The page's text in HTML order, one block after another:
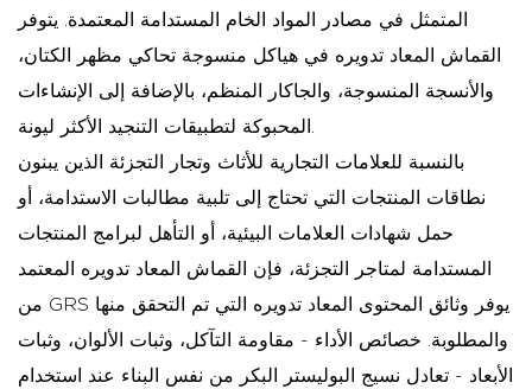
المتمثل في مصادر المواد الخام المستدامة المعتمدة. يتوفر
القماش المعاد تدويره في هياكل منسوجة تحاكي مظهر الكتان،
والأنسجة المنسوجة، والجاكار المنظم، بالإضافة إلى الإنشاءات
بالنسبة للعلامات التجارية للأثاث وتجار التجزئة الذين يبنون
نطاقات المنتجات التي تحتاج إلى تلبية مطالبات الاستدامة، أو
حمل شهادات العلامات البيئية، أو التأهل لبرامج المنتجات
المستدامة لمتاجر التجزئة، فإن القماش المعاد تدويره المعتمد
من GRS يوفر وثائق المحتوى المعاد تدويره التي تم التحقق منها
والمطلوبة. خصائص الأداء - مقاومة التآكل، وثبات الألوان، وثبات
الأبعاد - تعادل نسيج البوليستر البكر من نفس البناء عند استخدام